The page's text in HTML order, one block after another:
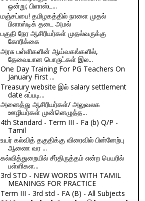
ஒன்று; பிளாஸ்ட...
மஞ்சப்பை! தமிழகத்தில் நாளை முதல்
பிளாஸ்டிக் தடை அமல்
பகுதி நேர ஆசிரியர்கள் முதல்வருக்கு
கோரிக்கை
அரசு பள்ளிகளின் ஆய்வகங்களில்,
தேவையான பொருட்கள் இல...
One Day Training For PG Teachers On
January First ...
Treasury website இல் salary settlement
date எப்படி...
அனைத்து ஆசிரியர்கள்/ அலுவலக
ஊழியர்கள் முன்னெழுத்த...
4th Standard - Term III - Fa (b) Q/P -
Tamil
உயர் கல்வித் தகுதிக்கு விரைவில் பின்னேற்பு
ஆணை வர ...
கல்வித்துறையில் சீர்திருத்தம் என்ற பெயரில்
பள்ளிகள...
3rd STD - NEW WORDS WITH TAMIL
MEANINGS FOR PRACTICE
Term III - 3rd std - FA (B) - All Subjects